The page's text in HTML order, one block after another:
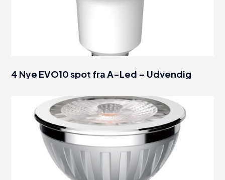
4 Nye EVO10 spot fra A-Led – Udvendig